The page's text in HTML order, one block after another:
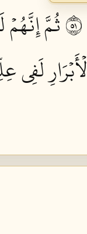
ثُمَّ إِنَّهُمۡ
لَفِي